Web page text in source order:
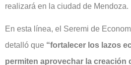
realizará en la ciudad de Mendoza.
En esta línea, el Seremi de
detalló que “fortalecer los lazos
permiten aprovechar la creación